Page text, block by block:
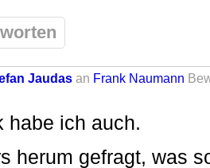
Jaudas an Frank Naumann
habe ich auch.
herum gefragt, was